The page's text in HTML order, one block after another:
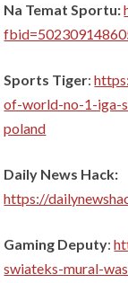
Na Temat Sportu:
Sports Tiger:
of-world-no-1-iga-
poland
Daily News Hack:
https://
Gaming Deputy:
swiateks-mural-